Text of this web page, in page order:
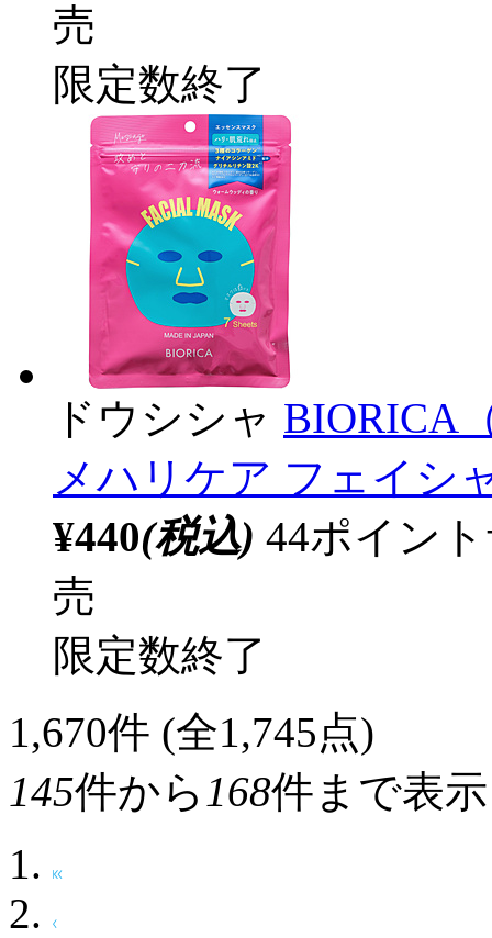
売
限定数終了
ドウシシャ BIORICA
メハリケア フェイシ
¥440(税込) 44ポイン
売
限定数終了
1,670件 (全1,745点)
145件から 168件まで表示